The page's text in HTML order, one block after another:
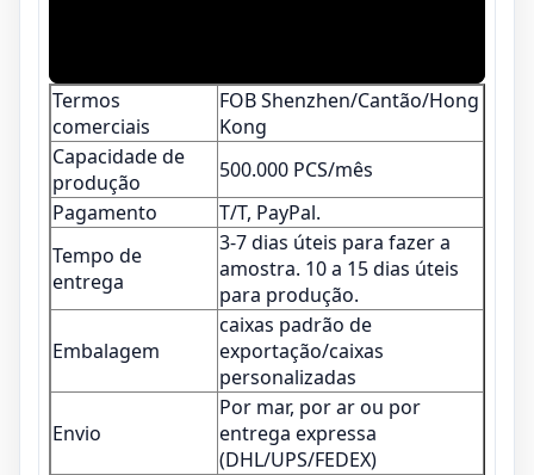
Termos
comerciais
FOB Shenzhen/Cantão/Hong
Kong
Capacidade de
produção
500.000 PCS/mês
Pagamento
T/T, PayPal.
Tempo de
entrega
3-7 dias úteis para fazer a
amostra. 10 a 15 dias úteis
para produção.
Embalagem
caixas padrão de
exportação/caixas
personalizadas
Envio
Por mar, por ar ou por
entrega expressa
(DHL/UPS/FEDEX)